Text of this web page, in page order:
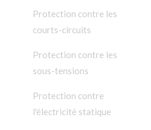
Protection contre les
courts-circuits
Protection contre les
sous-tensions
Protection contre
l'électricité statique